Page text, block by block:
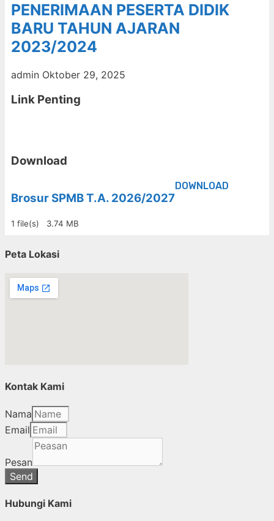
PENERIMAAN PESERTA DIDIK
BARU TAHUN AJARAN
2023/2024
admin Oktober 29, 2025
Link Penting
Download
Brosur SPMB T.A. 2026/2027
1 file(s) 3.74 MB
DOWNLOAD
Peta Lokasi
Kontak Kami
Nama
Email
Pesan
Send
Hubungi Kami